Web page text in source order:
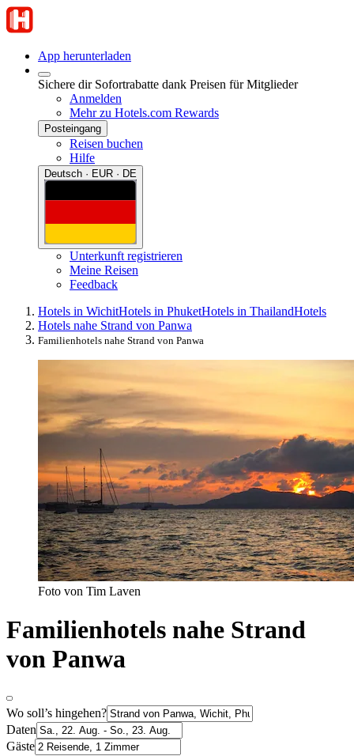
App herunterladen
Sichere dir Sofortrabatte dank Preisen für Mitglieder
Anmelden
Mehr zu Hotels.com Rewards
Posteingang
Reisen buchen
Hilfe
Deutsch · EUR · DE
Unterkunft registrieren
Meine Reisen
Feedback
Hotels in WichitHotels in PhuketHotels in ThailandHotels
Hotels nahe Strand von Panwa
Familienhotels nahe Strand von Panwa
Foto von Tim Laven
Familienhotels nahe Strand
von Panwa
Wo soll’s hingehen?
Daten
Gäste